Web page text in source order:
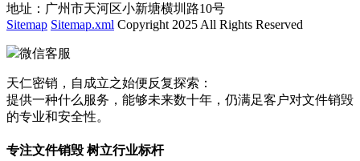
地址：广州市天河区小新塘横圳路10号
Sitemap Sitemap.xml Copyright 2025 All Rights Reserved
微信客服
天仁密销，自成立之始便反复探索：
提供一种什么服务，能够未来数十年，仍满足客户对文件销毁
的专业和安全性。
专注文件销毁 树立行业标杆